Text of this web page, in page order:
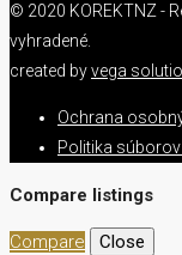
© 2020 KOREKTNZ -
vyhradené.
created byvega
Ochrana
Politika
Compare listings
Compare
Close